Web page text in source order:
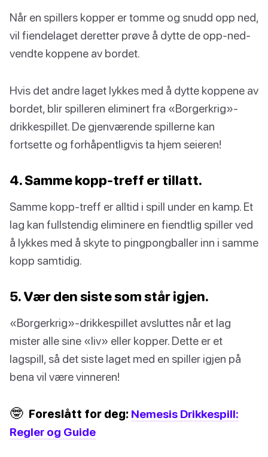
Når en spillers kopper er tomme og snudd opp ned,
vil fiendelaget deretter prøve å dytte de opp-ned-
vendte koppene av bordet.
Hvis det andre laget lykkes med å dytte koppene av
bordet, blir spilleren eliminert fra «Borgerkrig»-
drikkespillet. De gjenværende spillerne kan
fortsette og forhåpentligvis ta hjem seieren!
4. Samme kopp-treff er tillatt.
Samme kopp-treff er alltid i spill under en kamp. Et
lag kan fullstendig eliminere en fiendtlig spiller ved
å lykkes med å skyte to pingpongballer inn i samme
kopp samtidig.
5. Vær den siste som står igjen.
«Borgerkrig»-drikkespillet avsluttes når et lag
mister alle sine «liv» eller kopper. Dette er et
lagspill, så det siste laget med en spiller igjen på
bena vil være vinneren!
🤓 Foreslått for deg: Nemesis Drikkespill:
Regler og Guide